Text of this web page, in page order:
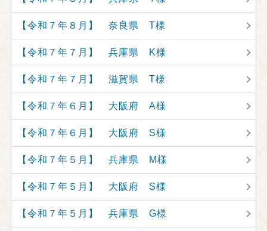
【令和７年８月】 奈良県 T様
【令和７年７月】 兵庫県 K様
【令和７年７月】 滋賀県 T様
【令和７年６月】 大阪府 A様
【令和７年６月】 大阪府 S様
【令和７年５月】 兵庫県 M様
【令和７年５月】 大阪府 S様
【令和７年５月】 兵庫県 G様